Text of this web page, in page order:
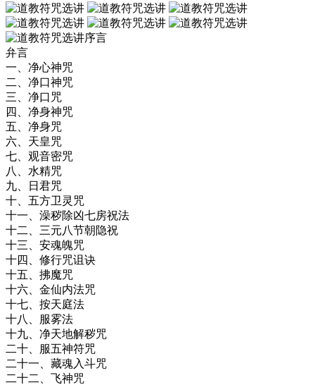
序言
弁言
一、净心神咒
二、净口神咒
三、净口咒
四、净身神咒
五、净身咒
六、天皇咒
七、观音密咒
八、水精咒
九、日君咒
十、五方卫灵咒
十一、澡秽除凶七房祝法
十二、三元八节朝隐祝
十三、安魂魄咒
十四、修行咒诅诀
十五、拂魔咒
十六、金仙内法咒
十七、按天庭法
十八、服雾法
十九、净天地解秽咒
二十、服五神符咒
二十一、藏魂入斗咒
二十二、飞神咒